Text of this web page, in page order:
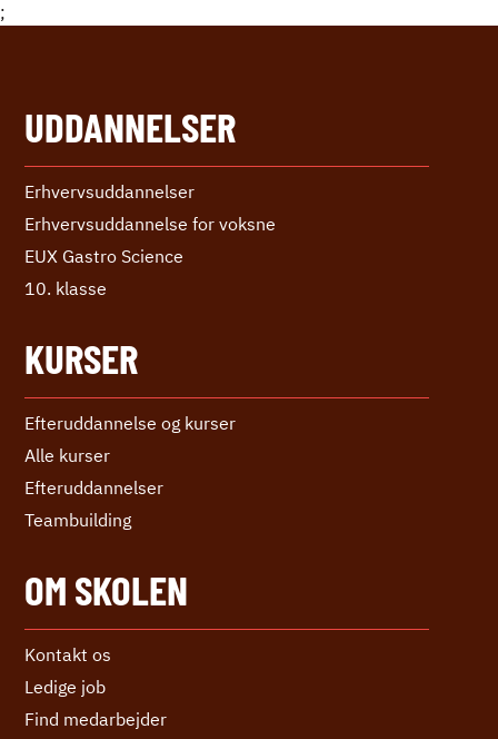
;
UDDANNELSER
Erhvervs­uddannelser
Erhvervs­uddannelse ­for voksne
EUX Gastro Science
10. klasse
KURSER
Efteruddannelse og kurser
Alle kurser
Efter­uddannelser
Teambuilding
OM SKOLEN
Kontakt os
Ledige job
Find medarbejder